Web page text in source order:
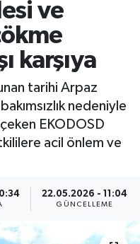
ve
karşıya
tarihi Arpaz
nedeniyle
EKODOSD
acil önlem ve
22.05.2026 - 11:04
GÜNCELLEME